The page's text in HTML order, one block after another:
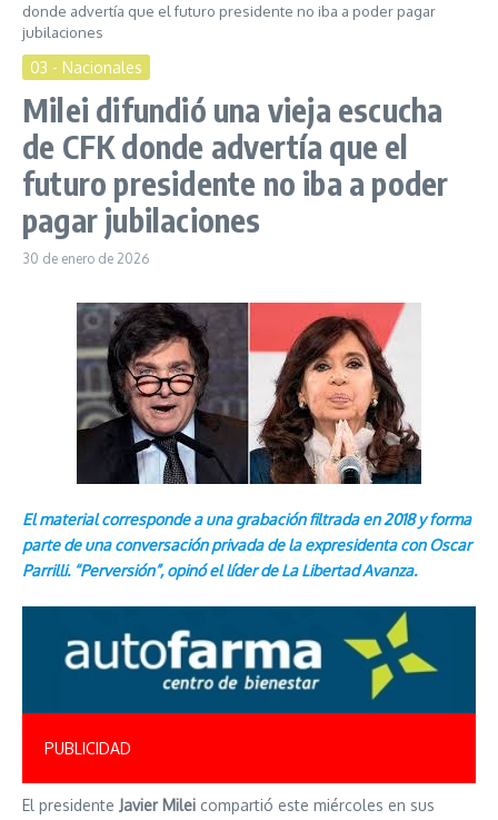
donde advertía que el futuro presidente no iba a poder pagar
jubilaciones
03 - Nacionales
Milei difundió una vieja escucha
de CFK donde advertía que el
futuro presidente no iba a poder
pagar jubilaciones
30 de enero de 2026
El material corresponde a una grabación filtrada en 2018 y forma
parte de una conversación privada de la expresidenta con Oscar
Parrilli. “Perversión”, opinó el líder de La Libertad Avanza.
PUBLICIDAD
El presidente Javier Milei compartió este miércoles en sus